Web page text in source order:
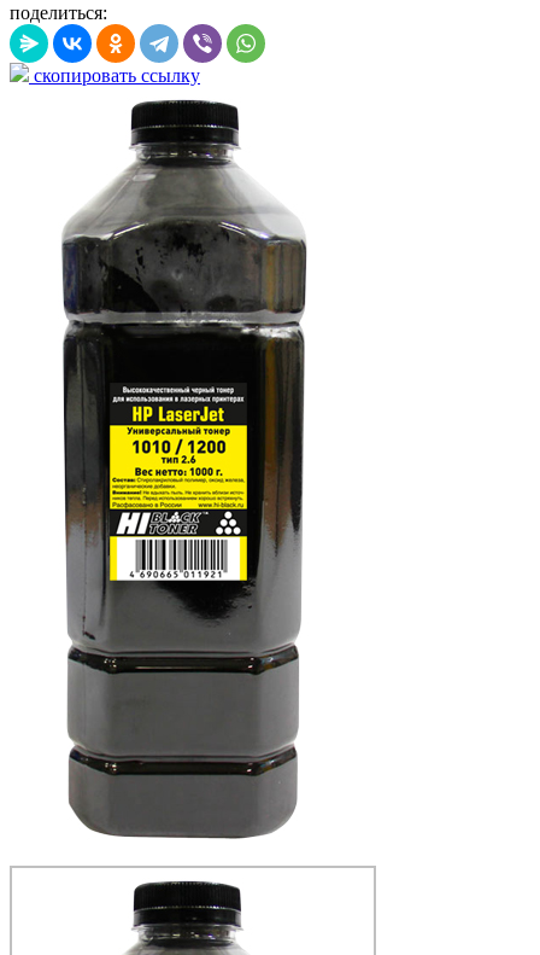
поделиться:
скопировать ссылку